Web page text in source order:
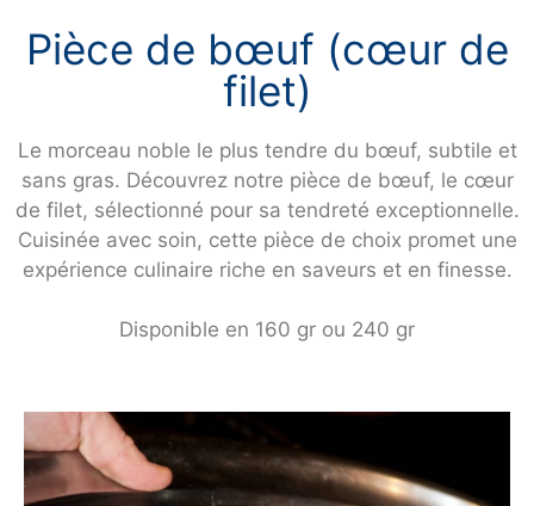
Pièce de bœuf (cœur de
filet)
Le morceau noble le plus tendre du bœuf, subtile et
sans gras. Découvrez notre pièce de bœuf, le cœur
de filet, sélectionné pour sa tendreté exceptionnelle.
Cuisinée avec soin, cette pièce de choix promet une
expérience culinaire riche en saveurs et en finesse.
Disponible en 160 gr ou 240 gr